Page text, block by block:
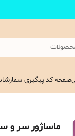
صفحه کد پیگیری
ماساژور سر و